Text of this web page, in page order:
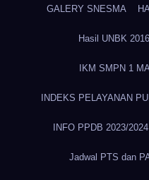
GALERY SNESMA
Hasil UNBK 2016
IKM SMPN 1
INDEKS PELAYANAN
INFO PPDB 2023/2024
Jadwal PTS dan